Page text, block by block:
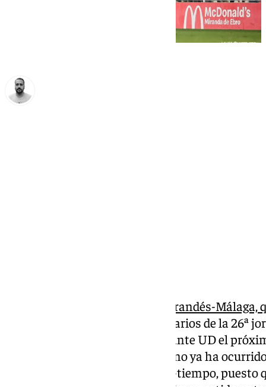
Mirandés-Málaga,
, LaLiga anunció los horarios de la 26ª
Málaga CF se enfrentará al Levante UD el
18:30 horas en La Rosaleda. Como ya ha
Unicaja coincidirán en espacio-tiempo, puesto